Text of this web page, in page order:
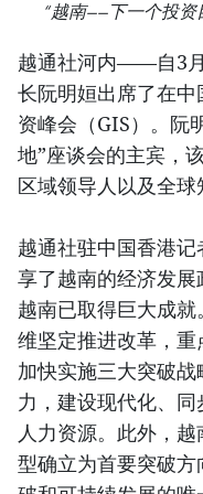
“越南——下一个投
越通社河内——自3
长阮明姮出席了在
资峰会（GIS）。
地”座谈会的主宾，
区域领导人以及全球
越通社驻中国香港
享了越南的经济发展
越南已取得巨大成
维坚定推进改革，重
加快实施三大突破
力，建设现代化、
人力资源。此外，
型确立为首要突破